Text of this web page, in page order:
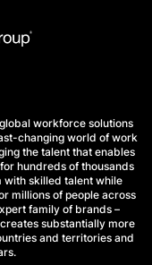
workforce solutions
changing world of work
the talent that enables
hundreds of thousands
with skilled talent while
millions of people across
family of brands –
substantially more
and territories and